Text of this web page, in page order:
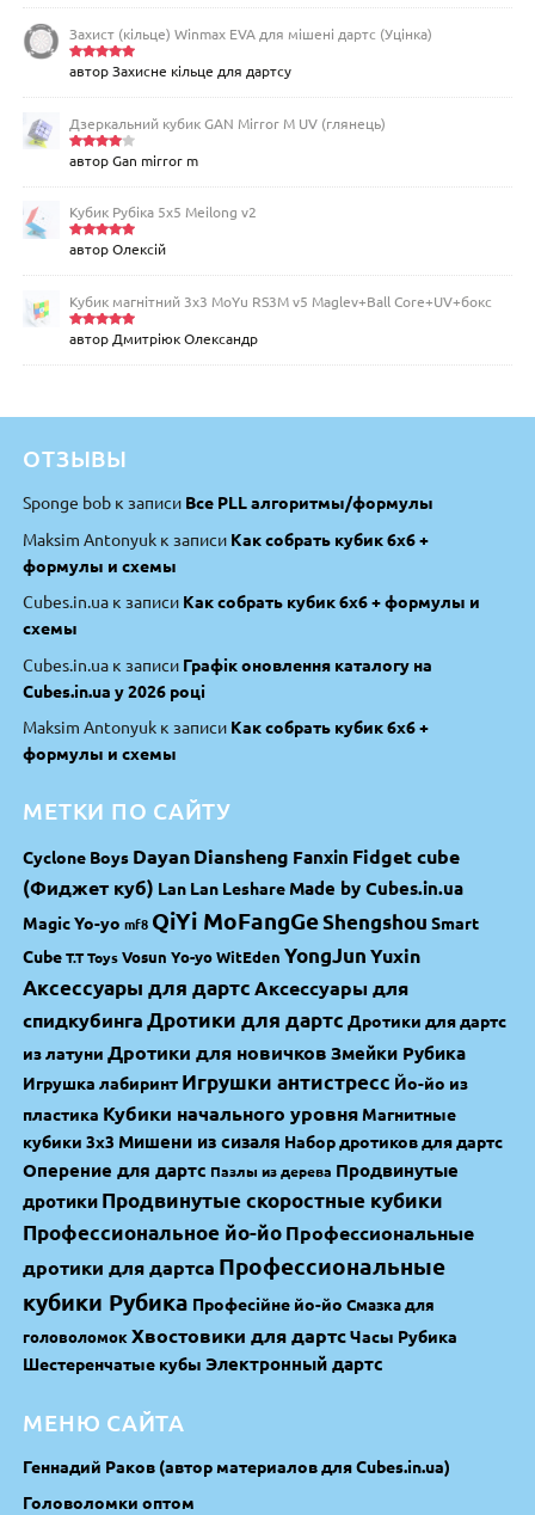
Захист (кільце) Winmax EVA для мішені дартс (Уцінка)
Оцінено
автор Захисне кільце для дартсу
Дзеркальний кубик GAN Mirror M UV (глянець)
Оцінен
5
автор Gan mirror m
Кубик Рубіка 5x5 Meilong v2
Оцінено
автор Олексій
Кубик магнітний 3х3 MoYu RS3M v5 Maglev+Ball Core+UV+бокс
Оцінено
автор Дмитріюк Олександр
ОТЗЫВЫ
Sponge bob к записи Все PLL алгоритмы/формулы
Maksim Antonyuk к записи Как собрать кубик 6х6 +
формулы и схемы
Cubes.in.ua к записи Как собрать кубик 6х6 + формулы и
схемы
Cubes.in.ua к записи Графік оновлення каталогу на
Cubes.in.ua у 2026 році
Maksim Antonyuk к записи Как собрать кубик 6х6 +
формулы и схемы
МЕТКИ ПО САЙТУ
Cyclone Boys DayanDiansheng Fanxin Fidget cube
(Фиджет куб) Lan Lan Leshare Made by Cubes.in.ua
Magic Yo-yo mf8 QiYi MoFangGeShengshou Smart
Cube T.T Toys Vosun Yo-yoWitEden YongJun Yuxin
Аксессуары для дартс Аксессуары для
спидкубинга Дротики для дартс Дротики для дартс
из латуни Дротики для новичков Змейки Рубика
Игрушка лабиринт Игрушки антистресс Йо-йо из
пластика Кубики начального уровня Магнитные
кубики 3х3 Мишени из сизаля Набор дротиков для дартс
Оперение для дартс Пазлы из дерева Продвинутые
дротики Продвинутые скоростные кубики
Профессиональное йо-йоПрофессиональные
дротики для дартса Профессиональные
кубики Рубика Професійне йо-йо Смазка для
головоломокХвостовики для дартсЧасы Рубика
Шестеренчатые кубы Электронный дартс
МЕНЮ САЙТА
Геннадий Раков (автор материалов для Cubes.in.ua)
Головоломки оптом